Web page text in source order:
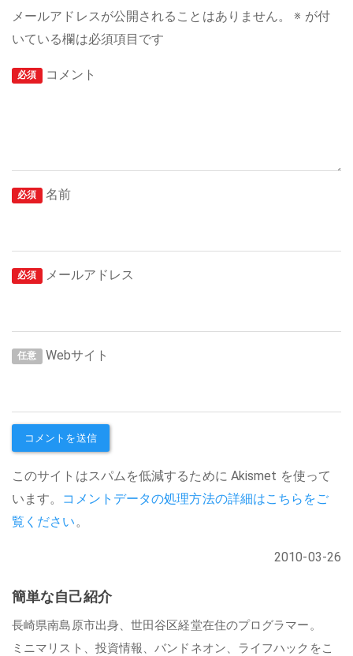
メールアドレスが公開されることはありません。 ※ が付
いている欄は必須項目です
必須 コメント
必須 名前
必須 メールアドレス
任意 Webサイト
このサイトはスパムを低減するために Akismet を使って
います。 コメントデータの処理方法の詳細はこちらをご
覧ください 。
2010-03-26
簡単な自己紹介
長崎県南島原市出身、世田谷区経堂在住のプログラマー。
ミニマリスト、投資情報、バンドネオン、ライフハックをこ